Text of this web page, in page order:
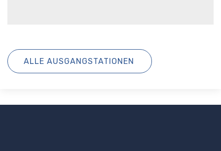
ALLE AUSGANGSTATIONEN